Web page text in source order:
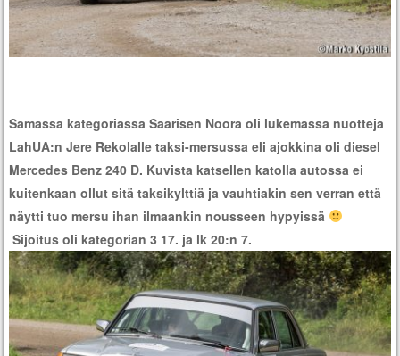
Samassa kategoriassa Saarisen Noora oli lukemassa nuotteja
LahUA:n Jere Rekolalle taksi-mersussa eli ajokkina oli diesel
Mercedes Benz 240 D. Kuvista katsellen katolla autossa ei
kuitenkaan ollut sitä taksikylttiä ja vauhtiakin sen verran että
näytti tuo mersu ihan ilmaankin nousseen hypyissä
Sijoitus oli kategorian 3 17. ja lk 20:n 7.